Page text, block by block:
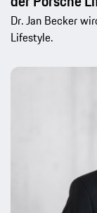
Dr. Jan Becker
Lifestyle.